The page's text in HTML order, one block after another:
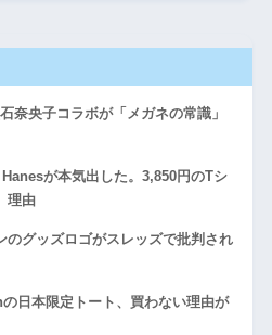
奈央子コラボが「メガネの常識」
Hanesが本気出した。3,850円のTシ
理由
のグッズロゴがスレッズで批判され
日本限定トート、買わない理由が